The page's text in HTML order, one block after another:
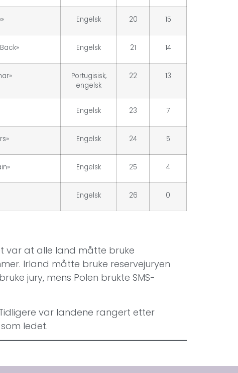
Engelsk 20 15
Engelsk 21 14
Portugisisk,
engelsk
22 13
Engelsk 23 7
Engelsk 24 5
Engelsk 25 4
Engelsk 26 0
var at alle land måtte bruke
Irland måtte bruke reservejuryen
jury, mens Polen brukte SMS-
var landene rangert etter
ledet.